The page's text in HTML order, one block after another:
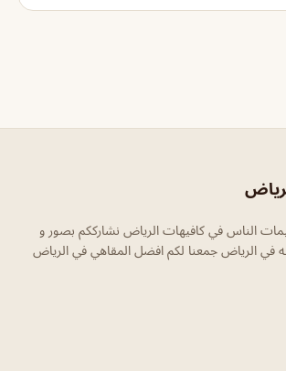
الناس في كافيهات الرياض نشارككم بصور و
في الرياض جمعنا لكم افضل المقاهي في الرياض